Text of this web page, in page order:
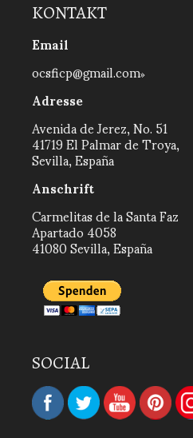
KONTAKT
Email
ocsficp@gmail.com
Adresse
Avenida de Jerez, No. 51
41719 El Palmar de Troya,
Sevilla, España
Anschrift
Carmelitas de la Santa Faz
Apartado 4058
41080 Sevilla, España
SOCIAL